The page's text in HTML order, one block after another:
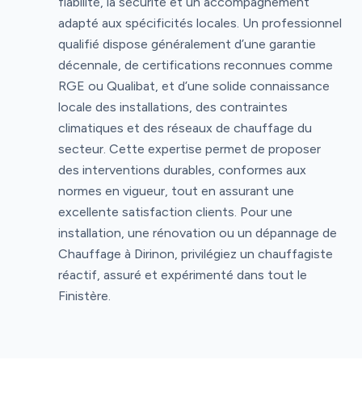
adapté aux spécificités locales. Un professionnel
qualifié dispose généralement d’une garantie
décennale, de certifications reconnues comme
RGE ou Qualibat, et d’une solide connaissance
locale des installations, des contraintes
climatiques et des réseaux de chauffage du
secteur. Cette expertise permet de proposer
des interventions durables, conformes aux
normes en vigueur, tout en assurant une
excellente satisfaction clients. Pour une
installation, une rénovation ou un dépannage de
Chauffage à Dirinon, privilégiez un chauffagiste
réactif, assuré et expérimenté dans tout le
Finistère.